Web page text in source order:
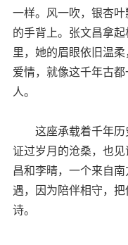
一样。风一吹，银杏叶
的手背上。张文昌拿
里，她的眉眼依旧温
爱情，就像这千年古
人。
这座承载着千年历
证过岁月的沧桑，也
昌和李晴，一个来自
遇，因为陪伴相守，
诗。